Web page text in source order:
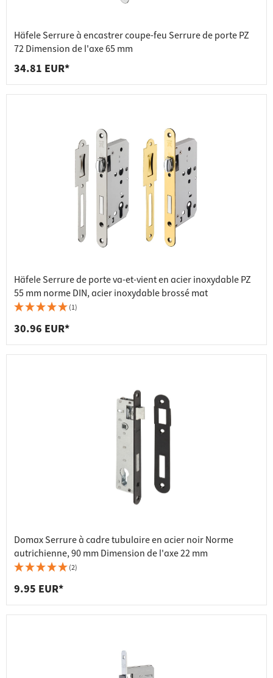
Häfele Serrure à encastrer coupe-feu Serrure de porte PZ
72 Dimension de l'axe 65 mm
34.81 EUR*
Häfele Serrure de porte va-et-vient en acier inoxydable PZ
55 mm norme DIN, acier inoxydable brossé mat
(1)
30.96 EUR*
Domax Serrure à cadre tubulaire en acier noir Norme
autrichienne, 90 mm Dimension de l'axe 22 mm
(2)
9.95 EUR*